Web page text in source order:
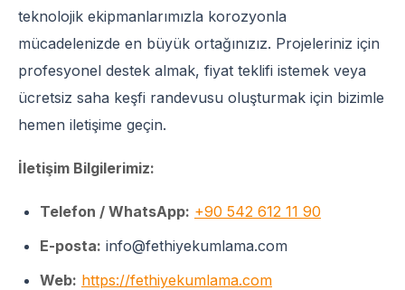
teknolojik ekipmanlarımızla korozyonla
mücadelenizde en büyük ortağınızız. Projeleriniz için
profesyonel destek almak, fiyat teklifi istemek veya
ücretsiz saha keşfi randevusu oluşturmak için bizimle
hemen iletişime geçin.
İletişim Bilgilerimiz:
Telefon / WhatsApp: +90 542 612 11 90
E-posta: info@fethiyekumlama.com
Web: https://fethiyekumlama.com